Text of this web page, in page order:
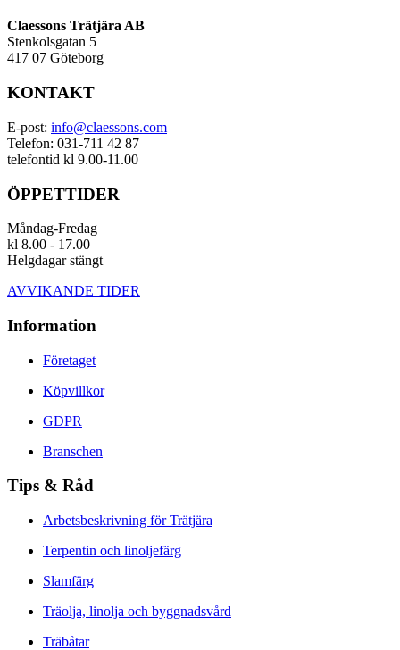
Claessons Trätjära AB
Stenkolsgatan 5
417 07 Göteborg
KONTAKT
E-post: info@claessons.com
Telefon: 031-711 42 87
telefontid kl 9.00-11.00
ÖPPETTIDER
Måndag-Fredag
kl 8.00 - 17.00
Helgdagar stängt
AVVIKANDE TIDER
Information
Företaget
Köpvillkor
GDPR
Branschen
Tips & Råd
Arbetsbeskrivning för Trätjära
Terpentin och linoljefärg
Slamfärg
Träolja, linolja och byggnadsvård
Träbåtar